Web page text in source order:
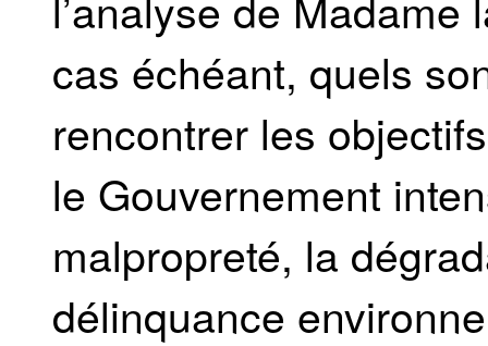
cas échéant, quels
rencontrer les
le Gouvernement
malpropreté, la
délinquance